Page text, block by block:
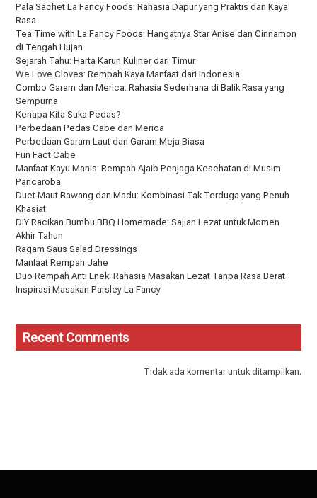
Pala Sachet La Fancy Foods: Rahasia Dapur yang Praktis dan Kaya
Rasa
Tea Time with La Fancy Foods: Hangatnya Star Anise dan Cinnamon
di Tengah Hujan
Sejarah Tahu: Harta Karun Kuliner dari Timur
We Love Cloves: Rempah Kaya Manfaat dari Indonesia
Combo Garam dan Merica: Rahasia Sederhana di Balik Rasa yang
Sempurna
Kenapa Kita Suka Pedas?
Perbedaan Pedas Cabe dan Merica
Perbedaan Garam Laut dan Garam Meja Biasa
Fun Fact Cabe
Manfaat Kayu Manis: Rempah Ajaib Penjaga Kesehatan di Musim
Pancaroba
Duet Maut Bawang dan Madu: Kombinasi Tak Terduga yang Penuh
Khasiat
DIY Racikan Bumbu BBQ Homemade: Sajian Lezat untuk Momen
Akhir Tahun
Ragam Saus Salad Dressings
Manfaat Rempah Jahe
Duo Rempah Anti Enek: Rahasia Masakan Lezat Tanpa Rasa Berat
Inspirasi Masakan Parsley La Fancy
Recent Comments
Tidak ada komentar untuk ditampilkan.